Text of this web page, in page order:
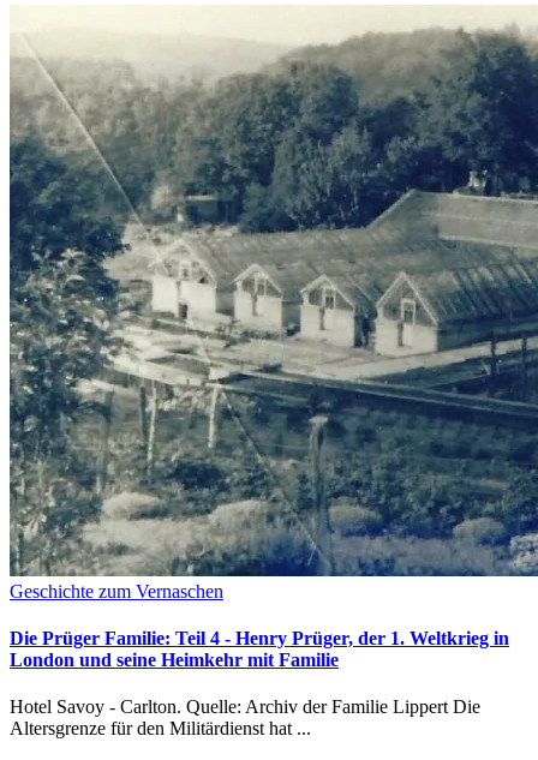
Geschichte zum Vernaschen
Die Prüger Familie: Teil 4 - Henry Prüger, der 1. Weltkrieg in
London und seine Heimkehr mit Familie
Hotel Savoy - Carlton. Quelle: Archiv der Familie Lippert Die
Altersgrenze für den Militärdienst hat ...